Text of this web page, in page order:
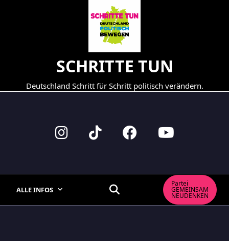
SCHRITTE TUN
Deutschland Schritt für Schritt politisch verändern.
ALLE INFOS
Partei
GEMEINSAM
NEUDENKEN